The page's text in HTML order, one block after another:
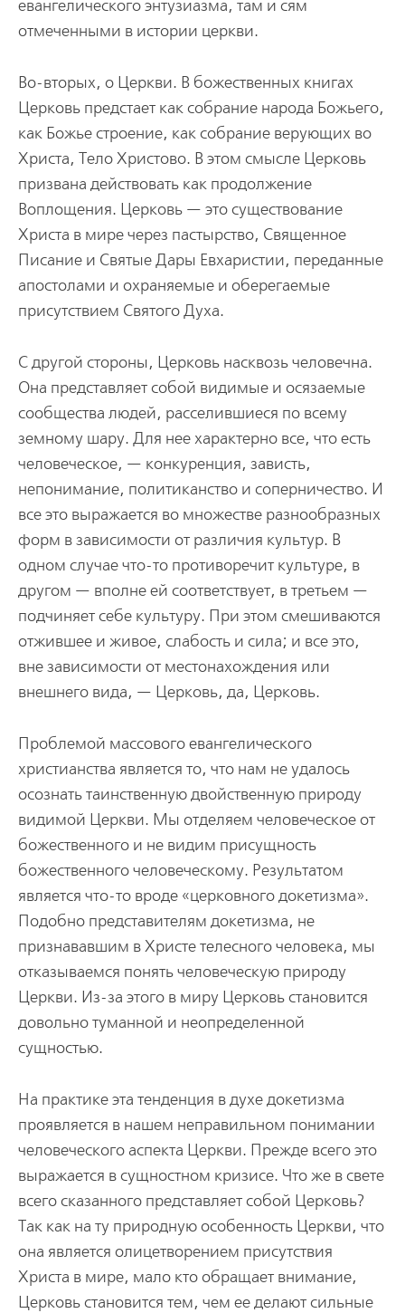
евангелического энтузиазма, там и сям
отмеченными в истории церкви.
Во-вторых, о Церкви. В божественных книгах
Церковь предстает как собрание народа Божьего,
как Божье строение, как собрание верующих во
Христа, Тело Христово. В этом смысле Церковь
призвана действовать как продолжение
Воплощения. Церковь — это существование
Христа в мире через пастырство, Священное
Писание и Святые Дары Евхаристии, переданные
апостолами и охраняемые и оберегаемые
присутствием Святого Духа.
С другой стороны, Церковь насквозь человечна.
Она представляет собой видимые и осязаемые
сообщества людей, расселившиеся по всему
земному шару. Для нее характерно все, что есть
человеческое, — конкуренция, зависть,
непонимание, политиканство и соперничество. И
все это выражается во множестве разнообразных
форм в зависимости от различия культур. В
одном случае что-то противоречит культуре, в
другом — вполне ей соответствует, в третьем —
подчиняет себе культуру. При этом смешиваются
отжившее и живое, слабость и сила; и все это,
вне зависимости от местонахождения или
внешнего вида, — Церковь, да, Церковь.
Проблемой массового евангелического
христианства является то, что нам не удалось
осознать таинственную двойственную природу
видимой Церкви. Мы отделяем человеческое от
божественного и не видим присущность
божественного человеческому. Результатом
является что-то вроде «церковного докетизма».
Подобно представителям докетизма, не
признававшим в Христе телесного человека, мы
отказываемся понять человеческую природу
Церкви. Из-за этого в миру Церковь становится
довольно туманной и неопределенной
сущностью.
На практике эта тенденция в духе докетизма
проявляется в нашем неправильном понимании
человеческого аспекта Церкви. Прежде всего это
выражается в сущностном кризисе. Что же в свете
всего сказанного представляет собой Церковь?
Так как на ту природную особенность Церкви, что
она является олицетворением присутствия
Христа в мире, мало кто обращает внимание,
Церковь становится тем, чем ее делают сильные